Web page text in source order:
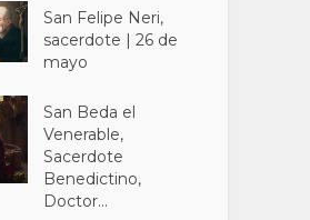
San Felipe Neri,
sacerdote | 26 de
mayo
San Beda el
Venerable,
Sacerdote
Benedictino,
Doctor...